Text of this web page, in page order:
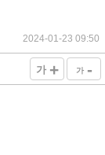
2024-01-23 09:50
가 + 가 -